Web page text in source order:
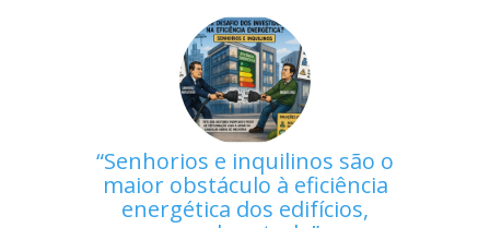
Senhorios e inquilinos são o
maior obstáculo à eficiência
energética dos edifícios,